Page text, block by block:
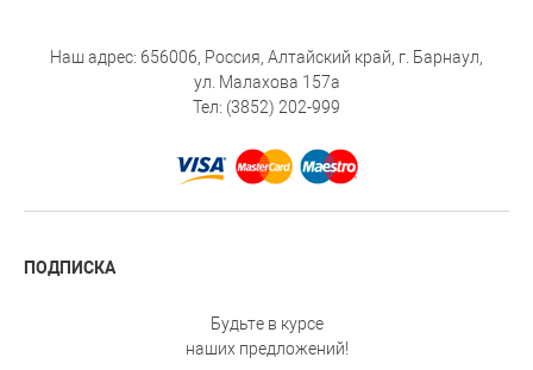
Наш адрес: 656006, Россия, Алтайский край, г. Барнаул,
ул. Малахова 157а
Тел: (3852) 202-999
ПОДПИСКА
Будьте в курсе
наших предложений!